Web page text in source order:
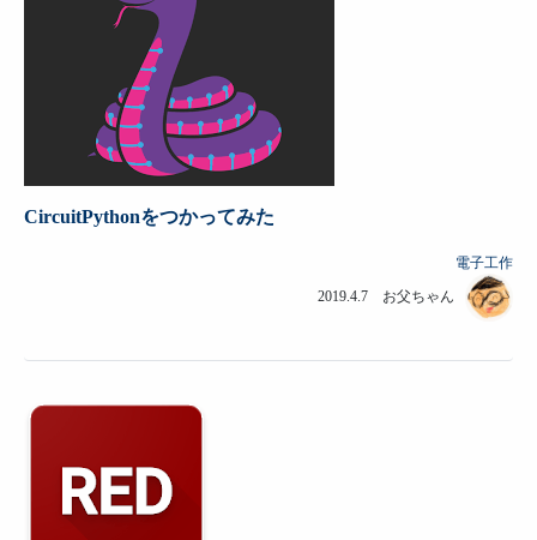
CircuitPythonをつかってみた
電子工作
2019.4.7 お父ちゃん